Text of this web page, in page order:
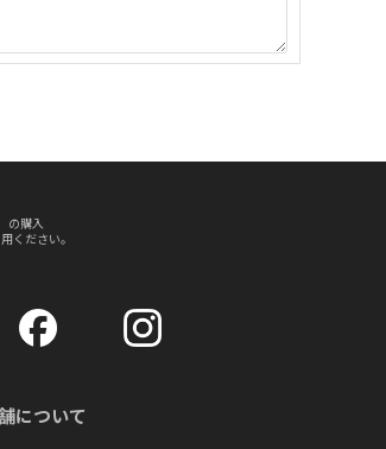
の購入
ください。
について